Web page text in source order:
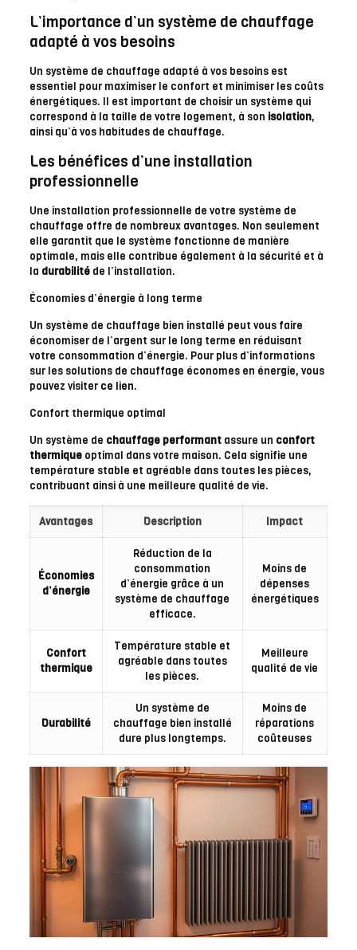
L’importance d’un système de chauffage
adapté à vos besoins
Un système de chauffage adapté à vos besoins est
essentiel pour maximiser le confort et minimiser les coûts
énergétiques. Il est important de choisir un système qui
correspond à la taille de votre logement, à son isolation,
ainsi qu’à vos habitudes de chauffage.
Les bénéfices d’une installation
professionnelle
Une installation professionnelle de votre système de
chauffage offre de nombreux avantages. Non seulement
elle garantit que le système fonctionne de manière
optimale, mais elle contribue également à la sécurité et à
la durabilitéde l’installation.
Économies d’énergie à long terme
Un système de chauffage bien installé peut vous faire
économiser de l’argent sur le long terme en réduisant
votre consommation d’énergie. Pour plus d’informations
sur les solutions de chauffage économes en énergie, vous
pouvez visiter ce lien.
Confort thermique optimal
Un système de chauffage performantassure un confort
thermiqueoptimal dans votre maison. Cela signifie une
température stable et agréable dans toutes les pièces,
contribuant ainsi à une meilleure qualité de vie.
Avantages Description Impact
Économies
d’énergie
Réduction de la
consommation
d’énergie grâce à un
système de chauffage
efficace.
Moins de
dépenses
énergétiques
Confort
thermique
Température stable et
agréable dans toutes
les pièces.
Meilleure
qualité de vie
Durabilité
Un système de
chauffage bien installé
dure plus longtemps.
Moins de
réparations
coûteuses